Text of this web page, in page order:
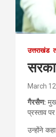
उत्तराखंड
March
गैरसैण:
प्रस्ताव
उन्होंने